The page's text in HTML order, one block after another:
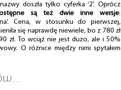
doszła tylko cyferka ‘2’. Oprócz
są też dwie inne wersje:
Cena, w stosunku do pierwszej,
się naprawdę niewiele, bo z 780 zł
zł. To wciąż nie jest dużo, ale i 50%
O różnice między nimi spytałem